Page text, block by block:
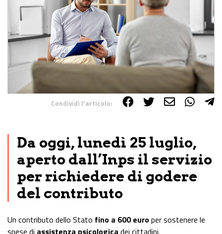
Condividi l'articolo:
Da oggi, lunedì 25 luglio,
aperto dall’Inps il servizio
per richiedere di godere
del contributo
Un contributo dello Stato fino a 600 europer sostenere le